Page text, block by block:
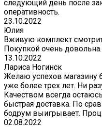
следующий день после
оперативность.
23.10.2022
Юлия
Вживую комплект
Покупкой очень
13.10.2022
Лариса Ногинск
Желаю успехов магазину
уже более трех лет. Ни
Качеством всегда
быстрая доставка. По
бодрум выигрывает.
02.08.2022